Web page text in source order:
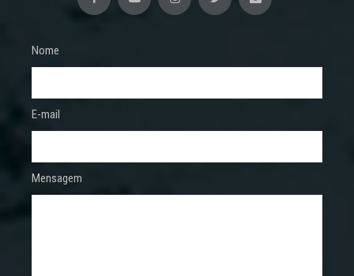
Nome
E-mail
Mensagem